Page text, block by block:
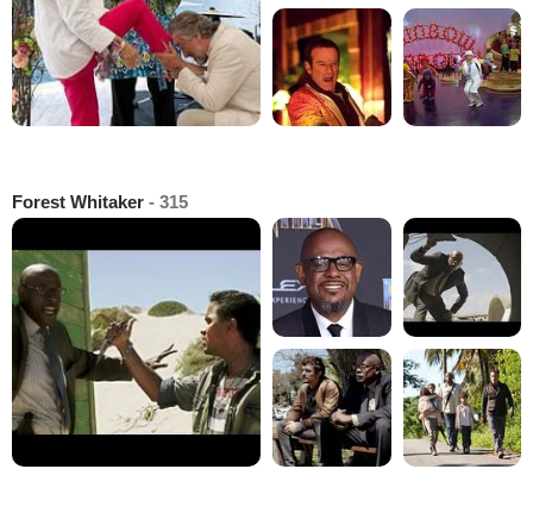
Forest Whitaker - 315